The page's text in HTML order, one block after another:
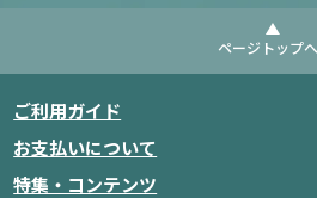
ページトップへ
ご利用ガイド
お支払いについて
特集・コンテンツ